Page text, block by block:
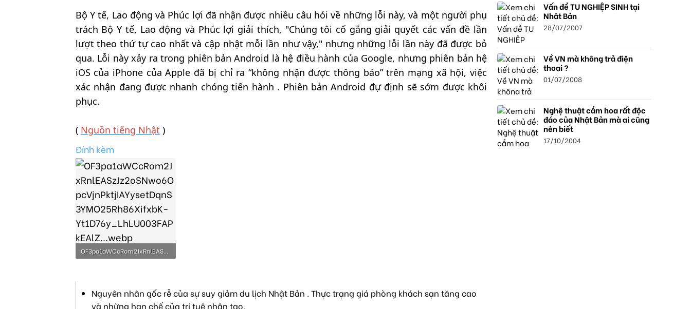
Bộ Y tế, Lao động và Phúc lợi đã nhận được nhiều câu hỏi về những lỗi này, và một người phụ
trách Bộ Y tế, Lao động và Phúc lợi giải thích, "Chúng tôi cố gắng giải quyết các vấn đề lần
lượt theo thứ tự cao nhất và cập nhật mỗi lần như vậy," nhưng những lỗi lần này đã được bỏ
qua. Lỗi này xảy ra trong phiên bản Android là hệ điều hành của Google, nhưng phiên bản hệ
iOS của iPhone của Apple đã bị chỉ ra “không nhận được thông báo” trên mạng xã hội, việc
xác nhận đang được nhanh chóng tiến hành . Phiên bản Android đự định sẽ sớm được khôi
phục.
( Nguồn tiếng Nhật )
Đính kèm
OF3pa1aWCcRom2JxRnlEASzJz2oSNwo6OpcVjnPktjIAYysetDqnS3YMO25Rh86XifxbK-Yt1D76y_LhLU003FAPkEAlZ...webp
Nguyên nhân gốc rễ của sự suy giảm du lịch Nhật Bản . Thực trạng giá phòng khách sạn tăng cao
và những hạn chế của trí tuệ nhân tạo.
Vấn đề TU NGHIỆP SINH tại
Nhật Bản
28/07/2007
Về VN mà không trả điện
thoại ?
01/07/2008
Nghệ thuật cắm hoa rất độc
đáo của Nhật Bản mà ai cũng
nên biết
17/10/2004